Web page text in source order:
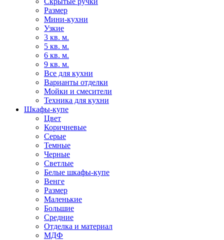
Размер
Мини-кухни
Узкие
3 кв. м.
5 кв. м.
6 кв. м.
9 кв. м.
Все для кухни
Варианты отделки
Мойки и смесители
Техника для кухни
Шкафы-купе
Цвет
Коричневые
Серые
Темные
Черные
Светлые
Белые шкафы-купе
Венге
Размер
Маленькие
Большие
Средние
Отделка и материал
МДФ